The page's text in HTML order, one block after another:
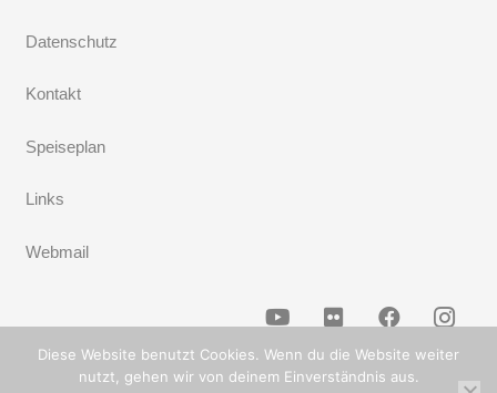
Datenschutz
Kontakt
Speiseplan
Links
Webmail
Diese Website benutzt Cookies. Wenn du die Website weiter
nutzt, gehen wir von deinem Einverständnis aus.